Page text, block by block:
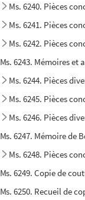
Ms. 6240. Pièces
Ms. 6241. Pièces
Ms. 6242. Pièces
Ms. 6243. Mémoires
Ms. 6244. Pièces
Ms. 6245. Pièces
Ms. 6246. Pièces
Ms. 6247. Mémoire de
Ms. 6248. Pièces
Ms. 6249. Copie de
Ms. 6250. Recueil de